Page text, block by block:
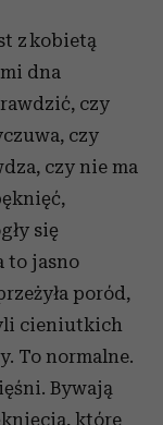
z kobietą
dna
czy
czy
czy nie ma
się
to jasno
poród,
cieniutkich
To normalne.
Bywają
które